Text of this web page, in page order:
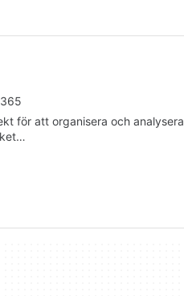
för att organisera och analysera